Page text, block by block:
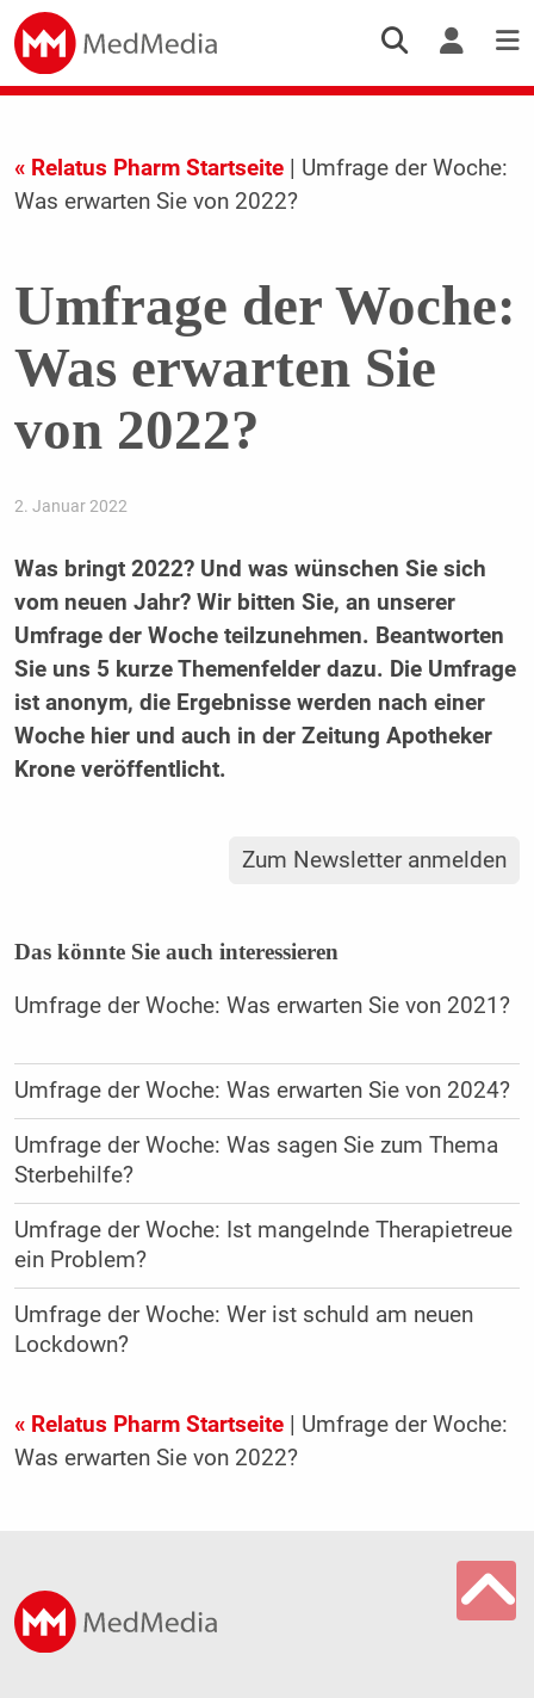
« Relatus Pharm Startseite| Umfrage der Woche:
Was erwarten Sie von 2022?
Umfrage der Woche:
Was erwarten Sie
von 2022?
2. Januar 2022
Was bringt 2022? Und was wünschen Sie sich
vom neuen Jahr? Wir bitten Sie, an unserer
Umfrage der Woche teilzunehmen. Beantworten
Sie uns 5 kurze Themenfelder dazu. Die Umfrage
ist anonym, die Ergebnisse werden nach einer
Woche hier und auch in der Zeitung Apotheker
Krone veröffentlicht.
Zum Newsletter anmelden
Das könnte Sie auch interessieren
Umfrage der Woche: Was erwarten Sie von 2021?
Umfrage der Woche: Was erwarten Sie von 2024?
Umfrage der Woche: Was sagen Sie zum Thema
Sterbehilfe?
Umfrage der Woche: Ist mangelnde Therapietreue
ein Problem?
Umfrage der Woche: Wer ist schuld am neuen
Lockdown?
« Relatus Pharm Startseite| Umfrage der Woche:
Was erwarten Sie von 2022?